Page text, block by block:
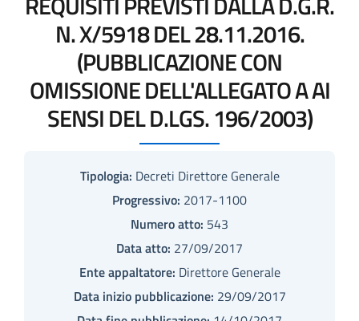
N. X/5918 DEL 28.11.2016.
(PUBBLICAZIONE CON
OMISSIONE DELL'ALLEGATO A AI
SENSI DEL D.LGS. 196/2003)
Tipologia: Decreti Direttore Generale
Progressivo: 2017-1100
Numero atto: 543
Data atto: 27/09/2017
Ente appaltatore: Direttore Generale
Data inizio pubblicazione: 29/09/2017